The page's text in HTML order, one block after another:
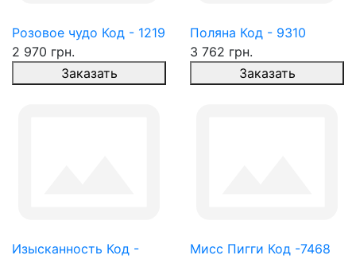
Розовое чудо Код - 1219
2 970 грн.
Заказать
Поляна Код - 9310
3 762 грн.
Заказать
Изысканность Код -
Мисс Пигги Код -7468